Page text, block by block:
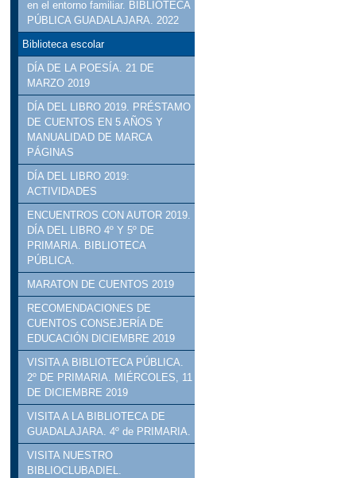
en el entorno familiar. BIBLIOTECA
PÚBLICA GUADALAJARA. 2022
Biblioteca escolar
DÍA DE LA POESÍA. 21 DE
MARZO 2019
DÍA DEL LIBRO 2019. PRÉSTAMO
DE CUENTOS EN 5 AÑOS Y
MANUALIDAD DE MARCA
PÁGINAS
DÍA DEL LIBRO 2019:
ACTIVIDADES
ENCUENTROS CON AUTOR 2019.
DÍA DEL LIBRO 4º Y 5º DE
PRIMARIA. BIBLIOTECA
PÚBLICA.
MARATON DE CUENTOS 2019
RECOMENDACIONES DE
CUENTOS CONSEJERÍA DE
EDUCACIÓN DICIEMBRE 2019
VISITA A BIBLIOTECA PÚBLICA.
2º DE PRIMARIA. MIÉRCOLES, 11
DE DICIEMBRE 2019
VISITA A LA BIBLIOTECA DE
GUADALAJARA. 4º de PRIMARIA.
VISITA NUESTRO
BIBLIOCLUBADIEL.